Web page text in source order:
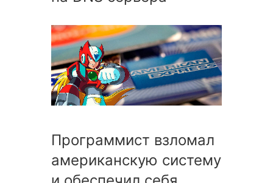
Программист взломал
американскую систему